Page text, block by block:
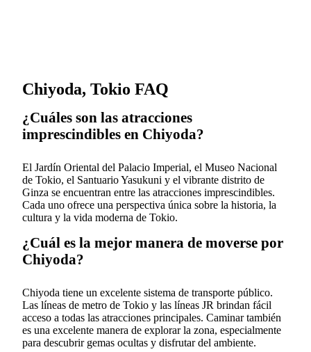
Chiyoda, Tokio FAQ
¿Cuáles son las atracciones
imprescindibles en Chiyoda?
El Jardín Oriental del Palacio Imperial, el Museo Nacional
de Tokio, el Santuario Yasukuni y el vibrante distrito de
Ginza se encuentran entre las atracciones imprescindibles.
Cada uno ofrece una perspectiva única sobre la historia, la
cultura y la vida moderna de Tokio.
¿Cuál es la mejor manera de moverse por
Chiyoda?
Chiyoda tiene un excelente sistema de transporte público.
Las líneas de metro de Tokio y las líneas JR brindan fácil
acceso a todas las atracciones principales. Caminar también
es una excelente manera de explorar la zona, especialmente
para descubrir gemas ocultas y disfrutar del ambiente.